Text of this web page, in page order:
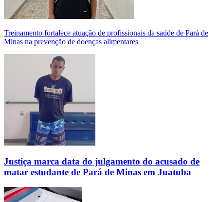
Treinamento fortalece atuação de profissionais da saúde de Pará de
Minas na prevenção de doenças alimentares
Justiça marca data do julgamento do acusado de
matar estudante de Pará de Minas em Juatuba